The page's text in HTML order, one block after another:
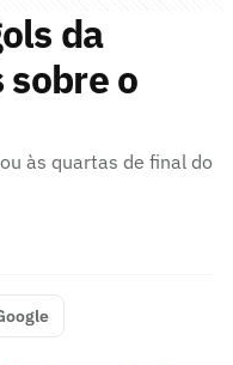
da
o
às quartas de final do